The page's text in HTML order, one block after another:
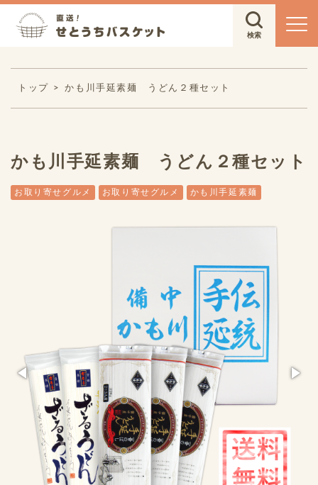
トップ かも川手延素麺 うどん２種セット
かも川手延素麺 うどん２種セット
お取り寄せグルメ お取り寄せグルメ かも川手延素麺